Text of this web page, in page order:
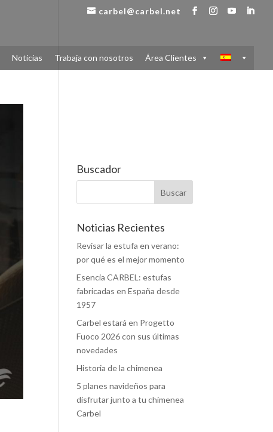
carbel@carbel.net
Noticias Trabaja con nosotros Área Clientes
Buscador
Noticias Recientes
Revisar la estufa en verano:
por qué es el mejor momento
Esencia CARBEL: estufas
fabricadas en España desde
1957
Carbel estará en Progetto
Fuoco 2026 con sus últimas
novedades
Historia de la chimenea
5 planes navideños para
disfrutar junto a tu chimenea
Carbel